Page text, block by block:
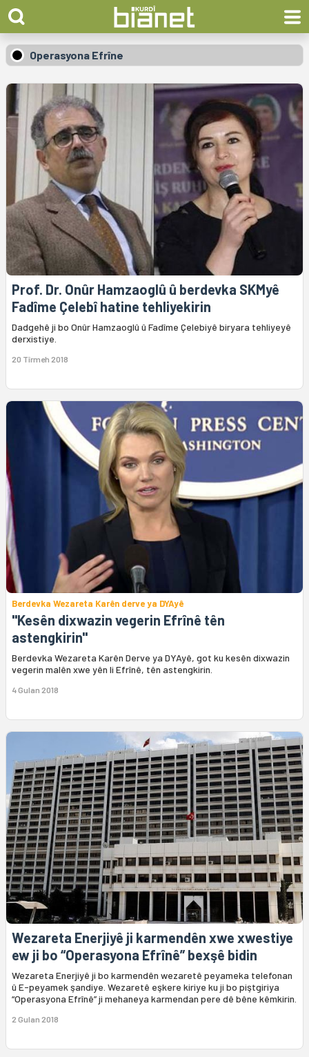
Operasyona Efrîne
Prof. Dr. Onûr Hamzaoglû û berdevka SKMyê
Fadîme Çelebî hatine tehliyekirin
Dadgehê ji bo Onûr Hamzaoglû û Fadîme Çelebiyê biryara tehliyeyê
derxistiye.
20 Tîrmeh 2018
Berdevka Wezareta Karên derve ya DYAyê
"Kesên dixwazin vegerin Efrînê tên
astengkirin"
Berdevka Wezareta Karên Derve ya DYAyê, got ku kesên dixwazin
vegerin malên xwe yên li Efrînê, tên astengkirin.
4 Gulan 2018
Wezareta Enerjiyê ji karmendên xwe xwestiye
ew ji bo “Operasyona Efrînê” bexşê bidin
Wezareta Enerjiyê ji bo karmendên wezaretê peyameka telefonan
û E-peyamek şandiye. Wezaretê eşkere kiriye ku ji bo piştgiriya
“Operasyona Efrînê” ji mehaneya karmendan pere dê bêne kêmkirin.
2 Gulan 2018